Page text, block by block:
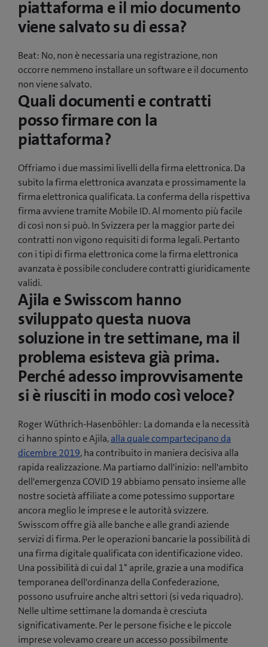
v
i
n
s
piattaforma e il mio documento
viene salvato su di essa?
Beat: No, non è necessaria una registrazione, non
occorre nemmeno installare un software e il documento
non viene salvato.
Quali documenti e contratti
posso firmare con la
piattaforma?
Offriamo i due massimi livelli della firma elettronica. Da
subito la firma elettronica avanzata e prossimamente la
firma elettronica qualificata. La conferma della rispettiva
firma avviene tramite Mobile ID. Al momento più facile
di così non si può. In Svizzera per la maggior parte dei
contratti non vigono requisiti di forma legali. Pertanto
con i tipi di firma elettronica come la firma elettronica
avanzata è possibile concludere contratti giuridicamente
validi.
Ajila e Swisscom hanno
sviluppato questa nuova
soluzione in tre settimane, ma il
problema esisteva già prima.
Perché adesso improvvisamente
si è riusciti in modo così veloce?
Roger Wüthrich-Hasenböhler: La domanda e la necessità
ci hanno spinto e Ajila,alla quale compartecipano da
dicembre 2019, ha contribuito in maniera decisiva alla
rapida realizzazione. Ma partiamo dall'inizio: nell'ambito
dell'emergenza COVID 19 abbiamo pensato insieme alle
nostre società affiliate a come potessimo supportare
ancora meglio le imprese e le autorità svizzere.
Swisscom offre già alle banche e alle grandi aziende
servizi di firma. Per le operazioni bancarie la possibilità di
una firma digitale qualificata con identificazione video.
Una possibilità di cui dal 1° aprile, grazie a una modifica
temporanea dell'ordinanza della Confederazione,
possono usufruire anche altri settori (si veda riquadro).
Nelle ultime settimane la domanda è cresciuta
significativamente. Per le persone fisiche e le piccole
imprese volevamo creare un accesso possibilmente